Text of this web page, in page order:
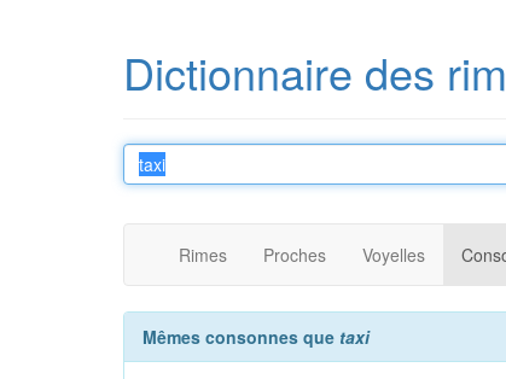
Dictionnaire des
Rimes Proches Voyelles
Mêmes consonnes que taxi